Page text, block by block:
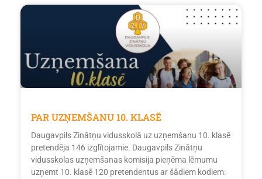
PAR UZŅEMŠANU 10. KLASĒ
Daugavpils Zinātņu vidusskolā uz uzņemšanu 10. klasē
pretendēja 146 izglītojamie. Daugavpils Zinātņu
vidusskolas uzņemšanas komisija pieņēma lēmumu
uzņemt 10. klasē 120 pretendentus ar šādiem kodiem: